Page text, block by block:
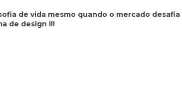
de vida mesmo quando o mercado desafia
de design !!!